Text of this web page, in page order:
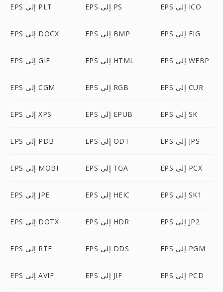
EPS إلى PLT EPS إلى PS EPS إلى ICO
EPS إلى DOCX EPS إلى BMP EPS إلى FIG
EPS إلى GIF EPS إلى HTML EPS إلى WEBP
EPS إلى CGM EPS إلى RGB EPS إلى CUR
EPS إلى XPS EPS إلى EPUB EPS إلى SK
EPS إلى PDB EPS إلى ODT EPS إلى JPS
EPS إلى MOBI EPS إلى TGA EPS إلى PCX
EPS إلى JPE EPS إلى HEIC EPS إلى SK1
EPS إلى DOTX EPS إلى HDR EPS إلى JP2
EPS إلى RTF EPS إلى DDS EPS إلى PGM
EPS إلى AVIF EPS إلى JIF EPS إلى PCD